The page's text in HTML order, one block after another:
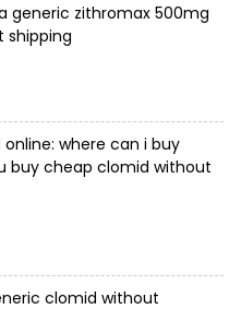
generic zithromax 500mg
shipping
where can i buy
buy cheap clomid without
clomid without